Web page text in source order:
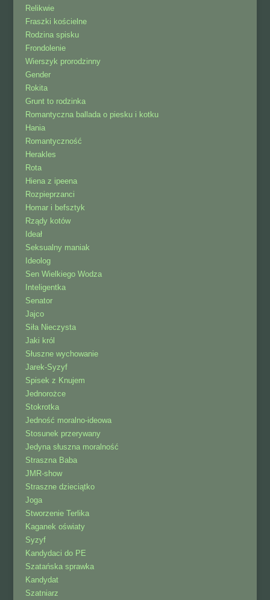
Relikwie
Fraszki kościelne
Rodzina spisku
Frondolenie
Wierszyk prorodzinny
Gender
Rokita
Grunt to rodzinka
Romantyczna ballada o piesku i kotku
Hania
Romantyczność
Herakles
Rota
Hiena z ipeena
Rozpieprzanci
Homar i befsztyk
Rządy kotów
Ideał
Seksualny maniak
Ideolog
Sen Wielkiego Wodza
Inteligentka
Senator
Jajco
Siła Nieczysta
Jaki król
Słuszne wychowanie
Jarek-Syzyf
Spisek z Knujem
Jednorożce
Stokrotka
Jedność moralno-ideowa
Stosunek przerywany
Jedyna słuszna moralność
Straszna Baba
JMR-show
Straszne dzieciątko
Joga
Stworzenie Terlika
Kaganek oświaty
Syzyf
Kandydaci do PE
Szatańska sprawka
Kandydat
Szatniarz